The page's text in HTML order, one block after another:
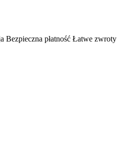
Bezpieczna płatność Łatwe zwroty